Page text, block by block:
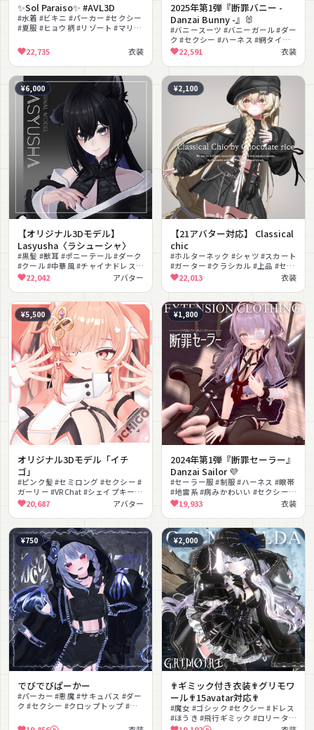
✨Sol Paraiso✨ #AVL3D
#水着 #ビキニ #パーカー #セクシー
#夏服 #ヒョウ柄 #リゾート #マリン
22,735 衣装
2025年第1弾『断罪バニー -
Danzai Bunny -』🐰
#バニースーツ #バニーガール #ダー
ク #セクシー #ハーネス #網タイツ #
ハイヒール #チョーカー #十字架 #
クール
22,591 衣装
¥6,000
【オリジナル3Dモデル】
Lasyusha〈ラシューシャ〉
#黒髪 #獣耳 #ポニーテール #ダーク
#クール #中華風 #チャイナドレス #
ネイル #もちふぃった〜対応 #MA対
22,042 アバター
¥2,100
【21アバター対応】 Classical
chic
#ホルターネック #シャツ #スカート
#ガーター #クラシカル #上品 #セク
シー #きれいめ #ベレー帽 #サスペ
ンダー
22,013 衣装
¥5,500
オリジナル3Dモデル「イチ
ゴ」
#ピンク髪 #セミロング #セクシー #
ガーリー #VRChat #シェイプキー #
下着 #ハーネス #Tシャツ #大人っぽ
20,687 アバター
¥1,800
2024年第1弾『断罪セーラー』
Danzai Sailor 💜
#セーラー服 #制服 #ハーネス #眼帯
#地雷系 #病みかわいい #セクシー #
手枷 #ローファー #ダーク
19,933 衣装
¥750
でびでびぱーかー
#パーカー #悪魔 #サキュバス #ダー
ク #セクシー #クロップトップ #フ
ェーン
¥2,000
✟ギミック付き衣装✟グリモワ
ール✟15avatar対応✟
#魔女 #ゴシック #セクシー #ドレス
#ほうき #飛行ギミック #ロリータ #
ハーネス #ランタン #コルセット